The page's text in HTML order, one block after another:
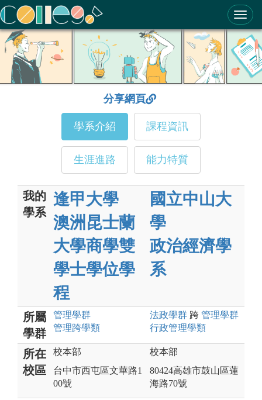
ColleGo! 大學選才與高中育才輔助系統
分享網頁
學系介紹 課程資訊
生涯進路 能力特質
我的
學系
逢甲大學
澳洲昆士蘭
大學商學雙
學士學位學
程
國立中山大
學
政治經濟學
系
所屬
學群
管理學群
管理跨學類
法政學群 跨 管理學群
行政管理學類
所在
校區
校本部
台中市西屯區文華路1
00號
校本部
80424高雄市鼓山區蓮
海路70號